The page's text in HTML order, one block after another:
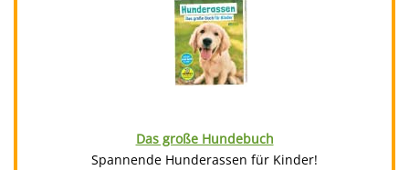
Das große Hundebuch
Spannende Hunderassen für Kinder!